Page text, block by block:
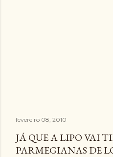
fevereiro 08, 2010
JÁ QUE A LIPO VAI
PARMEGIANAS DE